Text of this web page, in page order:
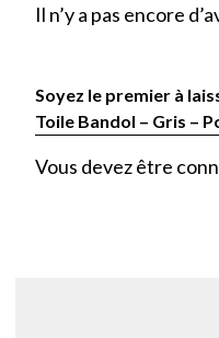
Il n’y a pas encore
Soyez le premier à
Toile Bandol – Gris –
Vous devez être